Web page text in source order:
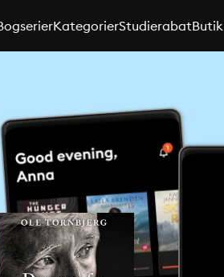
KategorierStudierabatButik